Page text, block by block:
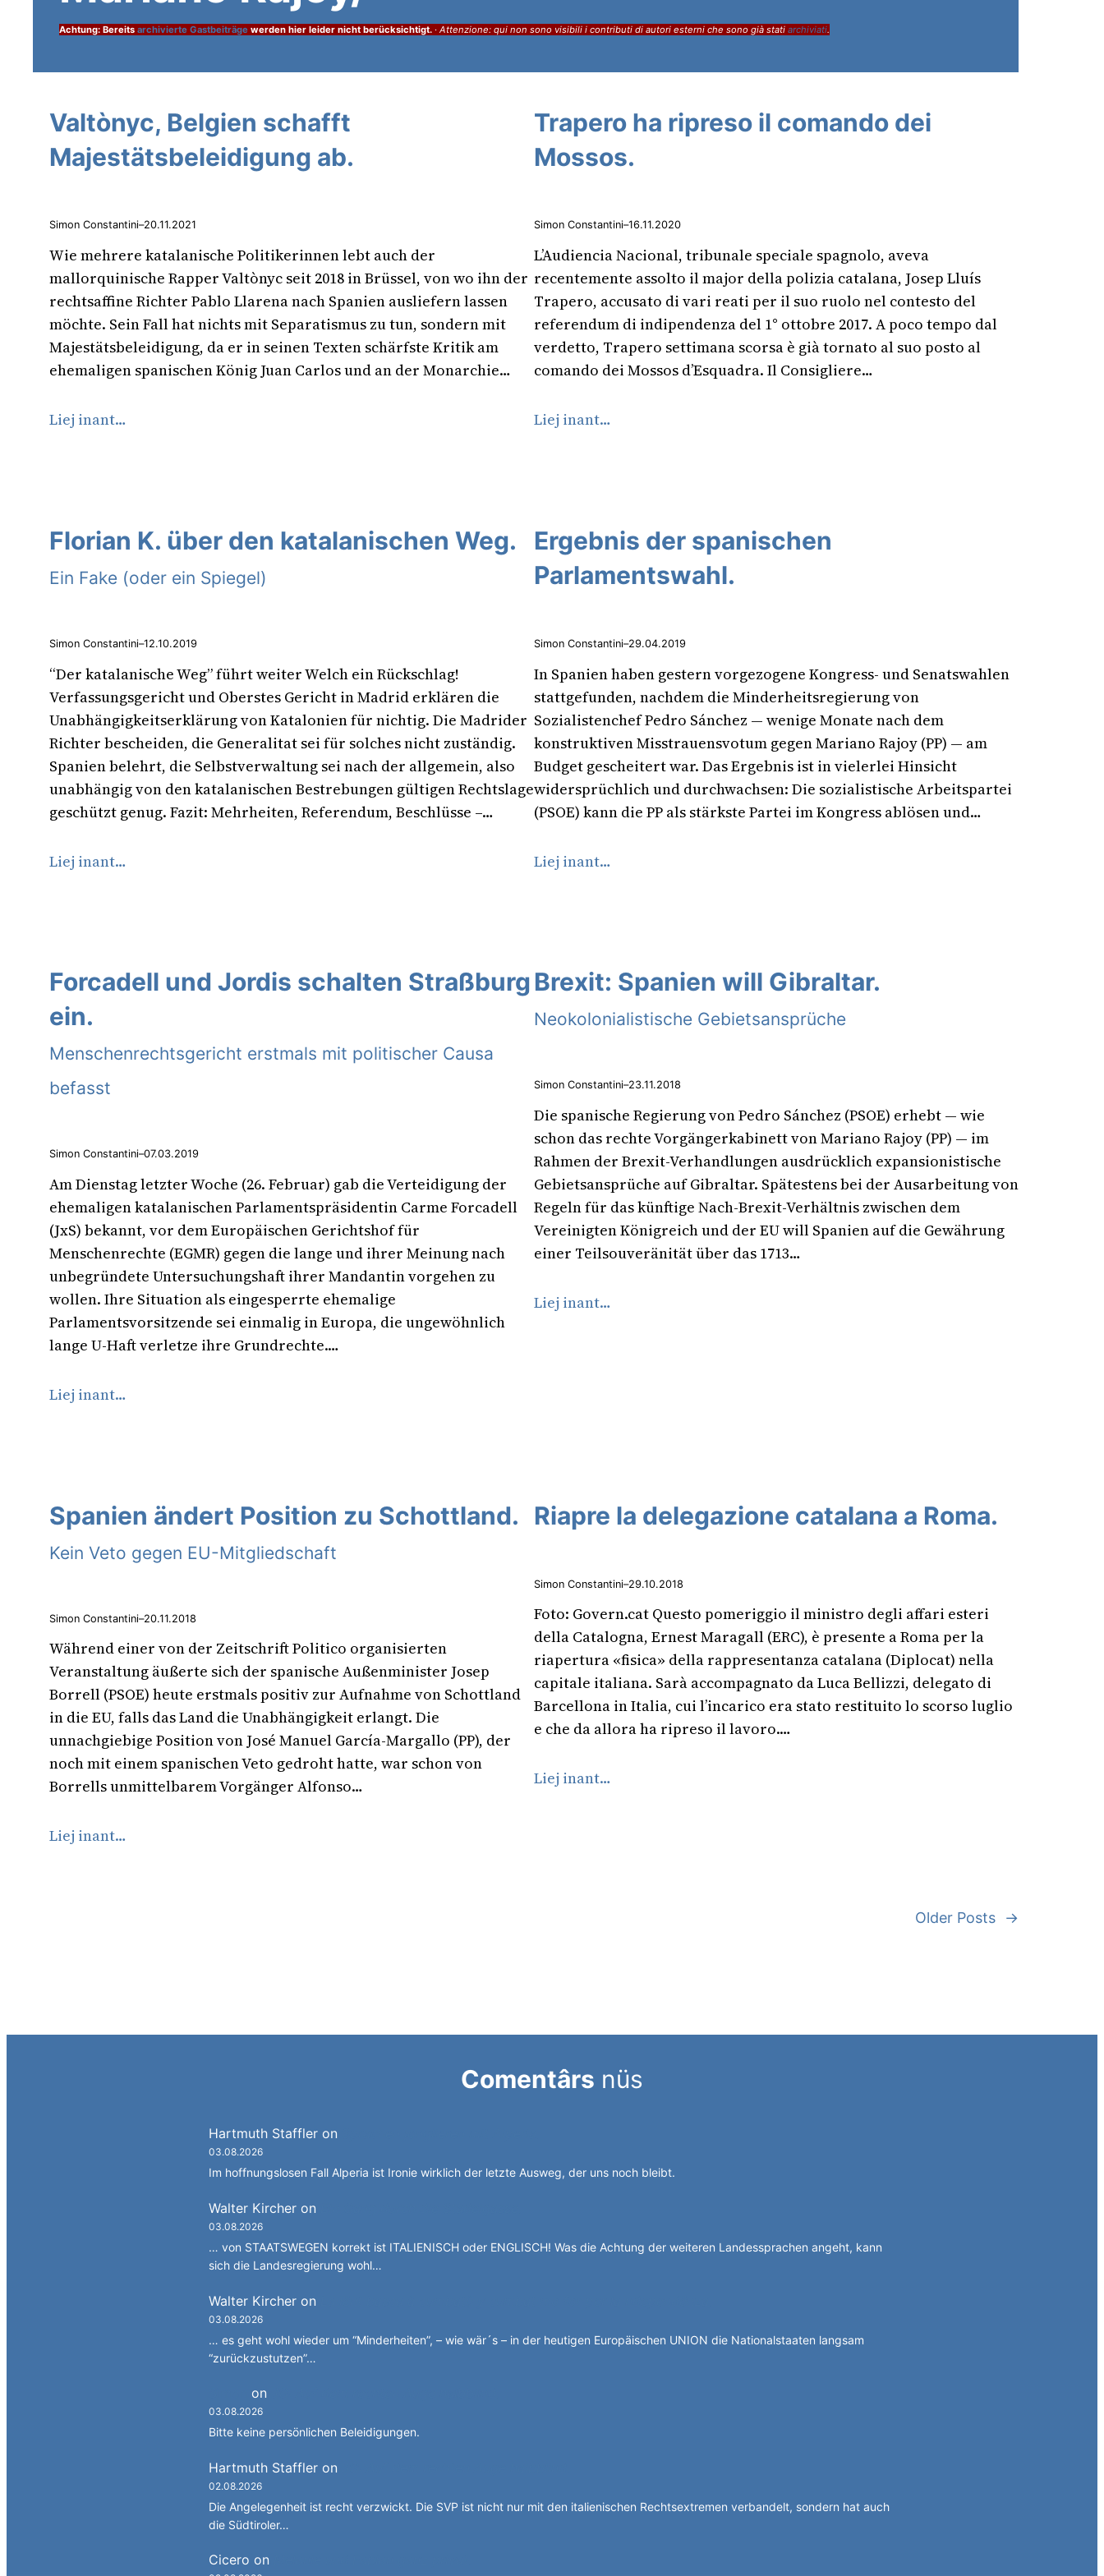
Achtung: Bereits archivierte Gastbeiträge werden hier leider nicht berücksichtigt. · Attenzione: qui non sono visibili i contributi di autori esterni che sono già stati archiviati.
Valtònyc, Belgien schafft
Majestätsbeleidigung ab.
Simon Constantini–20.11.2021
Wie mehrere katalanische Politikerinnen lebt auch der
mallorquinische Rapper Valtònyc seit 2018 in Brüssel, von wo ihn der
rechtsaffine Richter Pablo Llarena nach Spanien ausliefern lassen
möchte. Sein Fall hat nichts mit Separatismus zu tun, sondern mit
Majestätsbeleidigung, da er in seinen Texten schärfste Kritik am
ehemaligen spanischen König Juan Carlos und an der Monarchie…
Liej inant…
Trapero ha ripreso il comando dei
Mossos.
Simon Constantini–16.11.2020
L’Audiencia Nacional, tribunale speciale spagnolo, aveva
recentemente assolto il major della polizia catalana, Josep Lluís
Trapero, accusato di vari reati per il suo ruolo nel contesto del
referendum di indipendenza del 1° ottobre 2017. A poco tempo dal
verdetto, Trapero settimana scorsa è già tornato al suo posto al
comando dei Mossos d’Esquadra. Il Consigliere…
Liej inant…
Florian K. über den katalanischen Weg.
Ein Fake (oder ein Spiegel)
Simon Constantini–12.10.2019
“Der katalanische Weg” führt weiter Welch ein Rückschlag!
Verfassungsgericht und Oberstes Gericht in Madrid erklären die
Unabhängigkeitserklärung von Katalonien für nichtig. Die Madrider
Richter bescheiden, die Generalitat sei für solches nicht zuständig.
Spanien belehrt, die Selbstverwaltung sei nach der allgemein, also
unabhängig von den katalanischen Bestrebungen gültigen Rechtslage
geschützt genug. Fazit: Mehrheiten, Referendum, Beschlüsse –…
Liej inant…
Ergebnis der spanischen
Parlamentswahl.
Simon Constantini–29.04.2019
In Spanien haben gestern vorgezogene Kongress- und Senatswahlen
stattgefunden, nachdem die Minderheitsregierung von
Sozialistenchef Pedro Sánchez — wenige Monate nach dem
konstruktiven Misstrauensvotum gegen Mariano Rajoy (PP) — am
Budget gescheitert war. Das Ergebnis ist in vielerlei Hinsicht
widersprüchlich und durchwachsen: Die sozialistische Arbeitspartei
(PSOE) kann die PP als stärkste Partei im Kongress ablösen und…
Liej inant…
Forcadell und Jordis schalten Straßburg
ein.
Menschenrechtsgericht erstmals mit politischer Causa
befasst
Simon Constantini–07.03.2019
Am Dienstag letzter Woche (26. Februar) gab die Verteidigung der
ehemaligen katalanischen Parlamentspräsidentin Carme Forcadell
(JxS) bekannt, vor dem Europäischen Gerichtshof für
Menschenrechte (EGMR) gegen die lange und ihrer Meinung nach
unbegründete Untersuchungshaft ihrer Mandantin vorgehen zu
wollen. Ihre Situation als eingesperrte ehemalige
Parlamentsvorsitzende sei einmalig in Europa, die ungewöhnlich
lange U-Haft verletze ihre Grundrechte.…
Liej inant…
Brexit: Spanien will Gibraltar.
Neokolonialistische Gebietsansprüche
Simon Constantini–23.11.2018
Die spanische Regierung von Pedro Sánchez (PSOE) erhebt — wie
schon das rechte Vorgängerkabinett von Mariano Rajoy (PP) — im
Rahmen der Brexit-Verhandlungen ausdrücklich expansionistische
Gebietsansprüche auf Gibraltar. Spätestens bei der Ausarbeitung von
Regeln für das künftige Nach-Brexit-Verhältnis zwischen dem
Vereinigten Königreich und der EU will Spanien auf die Gewährung
einer Teilsouveränität über das 1713…
Liej inant…
Spanien ändert Position zu Schottland.
Kein Veto gegen EU-Mitgliedschaft
Simon Constantini–20.11.2018
Während einer von der Zeitschrift Politico organisierten
Veranstaltung äußerte sich der spanische Außenminister Josep
Borrell (PSOE) heute erstmals positiv zur Aufnahme von Schottland
in die EU, falls das Land die Unabhängigkeit erlangt. Die
unnachgiebige Position von José Manuel García-Margallo (PP), der
noch mit einem spanischen Veto gedroht hatte, war schon von
Borrells unmittelbarem Vorgänger Alfonso…
Liej inant…
Riapre la delegazione catalana a Roma.
Simon Constantini–29.10.2018
Foto: Govern.cat Questo pomeriggio il ministro degli affari esteri
della Catalogna, Ernest Maragall (ERC), è presente a Roma per la
riapertura «fisica» della rappresentanza catalana (Diplocat) nella
capitale italiana. Sarà accompagnato da Luca Bellizzi, delegato di
Barcellona in Italia, cui l’incarico era stato restituito lo scorso luglio
e che da allora ha ripreso il lavoro.…
Liej inant…
Older Posts →
Comentârs nüs
Hartmuth Staffler on
03.08.2026
Im hoffnungslosen Fall Alperia ist Ironie wirklich der letzte Ausweg, der uns noch bleibt.
Walter Kircher on
03.08.2026
… von STAATSWEGEN korrekt ist ITALIENISCH oder ENGLISCH! Was die Achtung der weiteren Landessprachen angeht, kann
sich die Landesregierung wohl…
Walter Kircher on
03.08.2026
… es geht wohl wieder um “Minderheiten”, – wie wär´s – in der heutigen Europäischen UNION die Nationalstaaten langsam
“zurückzustutzen”…
on
03.08.2026
Bitte keine persönlichen Beleidigungen.
Hartmuth Staffler on
02.08.2026
Die Angelegenheit ist recht verzwickt. Die SVP ist nicht nur mit den italienischen Rechtsextremen verbandelt, sondern hat auch
die Südtiroler…
Cicero on